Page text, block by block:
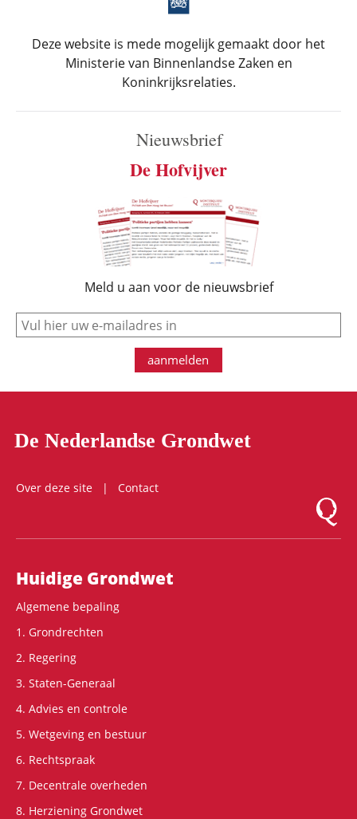
Deze website is mede mogelijk gemaakt door het
Ministerie van Binnenlandse Zaken en
Koninkrijksrelaties.
Nieuwsbrief
De Hofvijver
Meld u aan voor de nieuwsbrief
e-mail
aanmelden
De Nederlandse Grondwet
Over deze site
Contact
Logo
Hoofdnavigatie
Huidige Grondwet
Algemene bepaling
1. Grondrechten
2. Regering
3. Staten-Generaal
4. Advies en controle
5. Wetgeving en bestuur
6. Rechtspraak
7. Decentrale overheden
8. Herziening Grondwet